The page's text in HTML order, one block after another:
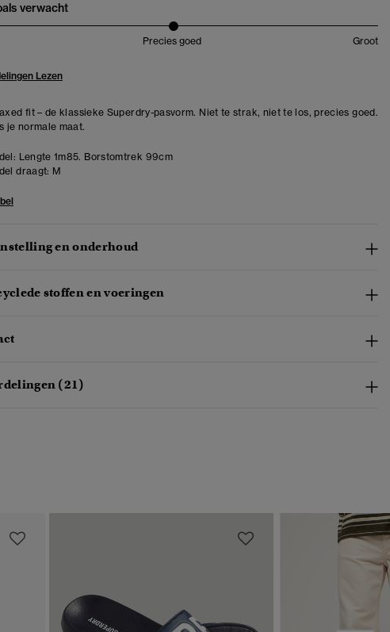
verwacht
Precies goed Groot
Lezen
fit – de klassieke Superdry-pasvorm. Niet te strak, niet te los, precies goed.
je normale maat.
Lengte 1m85. Borstomtrek 99cm
draagt: M
en onderhoud
stoffen en voeringen
(21)